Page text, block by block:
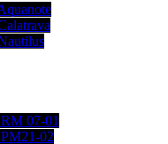
07-01
02